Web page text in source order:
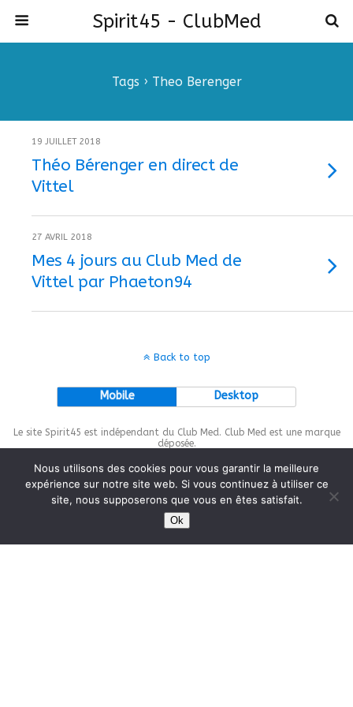
Spirit45 - ClubMed
Tags › Theo Berenger
19 JUILLET 2018
Théo Bérenger en direct de
Vittel
27 AVRIL 2018
Mes 4 jours au Club Med de
Vittel par Phaeton94
Back to top
Mobile Desktop
Le site Spirit45 est indépendant du Club Med. Club Med est une marque
déposée.
This site is protected bywp-copyrightpro.com
Nous utilisons des cookies pour vous garantir la meilleure
expérience sur notre site web. Si vous continuez à utiliser ce
site, nous supposerons que vous en êtes satisfait.
Ok